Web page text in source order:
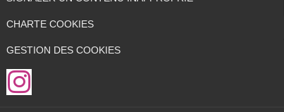
CHARTE COOKIES
GESTION DES COOKIES